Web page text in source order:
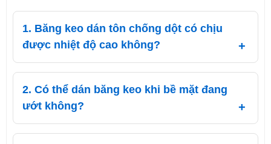
1. Băng keo dán tôn chống dột có chịu
được nhiệt độ cao không?
2. Có thể dán băng keo khi bề mặt đang
ướt không?